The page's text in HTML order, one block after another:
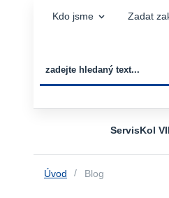
Kdo jsme Zadat
ServisKol
Úvod Blog